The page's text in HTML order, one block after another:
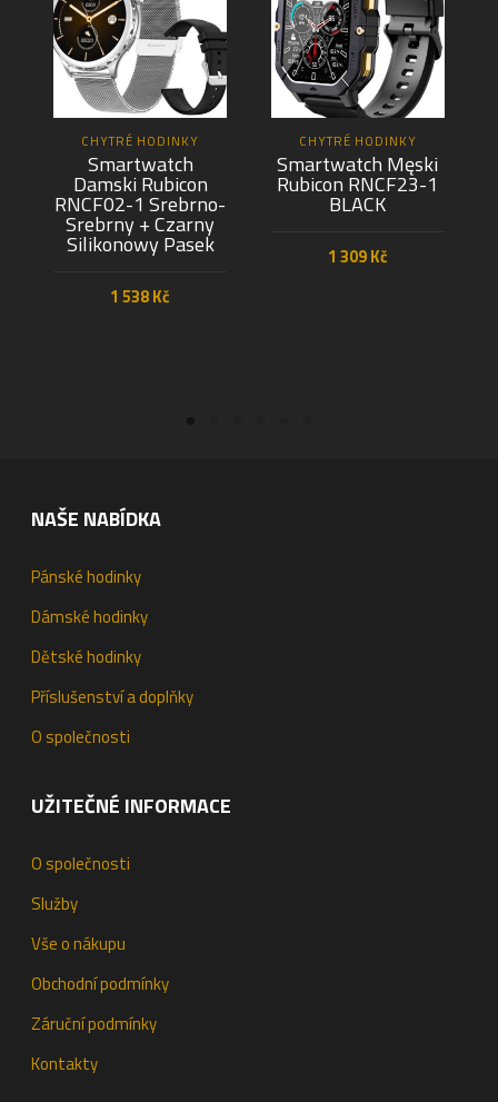
CHYTRÉ HODINKY
Smartwatch
Damski Rubicon
RNCF02-1 Srebrno-
Srebrny + Czarny
Silikonowy Pasek
1 538Kč
CHYTRÉ HODINKY
Smartwatch Męski
Rubicon RNCF23-1
BLACK
1 309Kč
NAŠE NABÍDKA
Pánské hodinky
Dámské hodinky
Dětské hodinky
Příslušenství a doplňky
O společnosti
UŽITEČNÉ INFORMACE
O společnosti
Služby
Vše o nákupu
Obchodní podmínky
Záruční podmínky
Kontakty